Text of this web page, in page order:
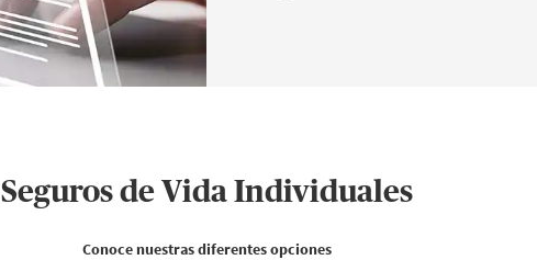
Seguros de Vida Individuales
Conoce nuestras diferentes opciones